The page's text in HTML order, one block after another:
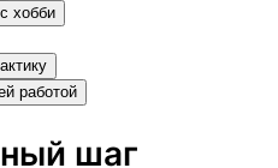
хобби
работой
шаг